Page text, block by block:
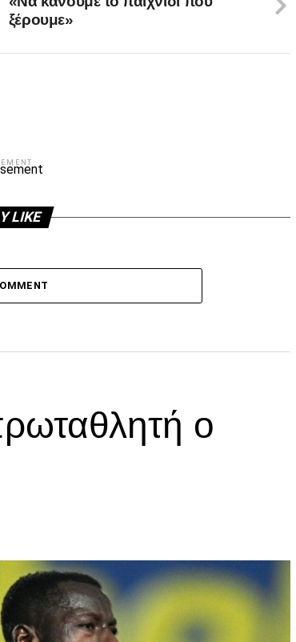
ξέρουμε»
LIKE
ο